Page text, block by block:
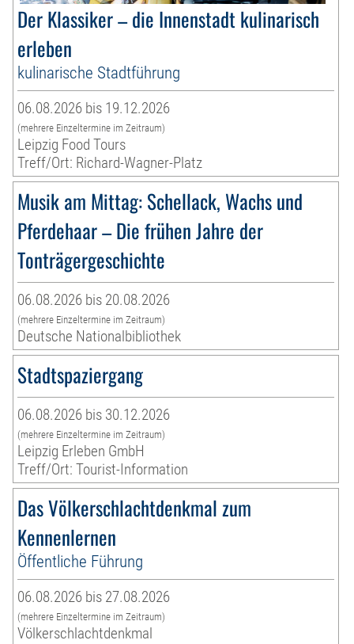
Der Klassiker – die Innenstadt kulinarisch
erleben
kulinarische Stadtführung
06.08.2026 bis 19.12.2026
(mehrere Einzeltermine im Zeitraum)
Leipzig Food Tours
Treff/Ort: Richard-Wagner-Platz
Musik am Mittag: Schellack, Wachs und
Pferdehaar – Die frühen Jahre der
Tonträgergeschichte
06.08.2026 bis 20.08.2026
(mehrere Einzeltermine im Zeitraum)
Deutsche Nationalbibliothek
Stadtspaziergang
06.08.2026 bis 30.12.2026
(mehrere Einzeltermine im Zeitraum)
Leipzig Erleben GmbH
Treff/Ort: Tourist-Information
Das Völkerschlachtdenkmal zum
Kennenlernen
Öffentliche Führung
06.08.2026 bis 27.08.2026
(mehrere Einzeltermine im Zeitraum)
Völkerschlachtdenkmal